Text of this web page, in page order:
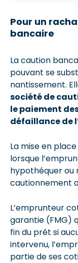
Pour un
bancaire
La caution
pouvant se
nantissement.
société de
le paiement
défaillance de
La mise en
lorsque
hypothéquer ou
cautionnement
L’emprunteur
garantie (FMG)
fin du prêt si
intervenu,
partie de ses